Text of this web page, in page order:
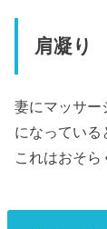
肩凝り
妻にマッサー
になっている
これはおそら